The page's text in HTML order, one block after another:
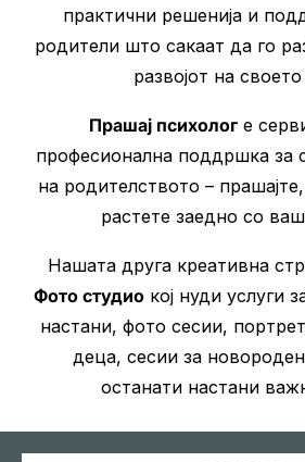
практични решенија и
родители што сакаат да го
развојот на
Прашај психолог е
професионална поддршка за
на родителството –
растете заедно со
Нашата друга креативна
Фото студио кој нуди услуги
настани, фото сесии,
деца, сесии за
останати настани